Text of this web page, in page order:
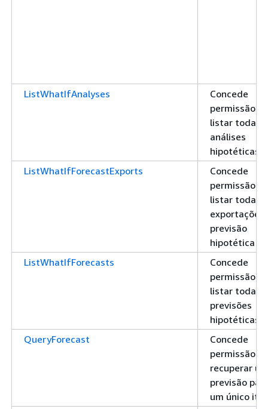
ListWhatIfAnalyses
Concede
permissão
listar todas
análises
hipotéticas
ListWhatIfForecastExports
Concede
permissão
listar todas
exportações
previsão
hipotética
ListWhatIfForecasts
Concede
permissão
listar todas
previsões
hipotéticas
QueryForecast
Concede
permissão
recuperar
previsão
um único